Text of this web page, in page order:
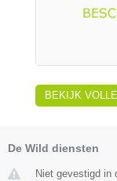
BEKIJK
De Wild diensten
Niet gevestigd in